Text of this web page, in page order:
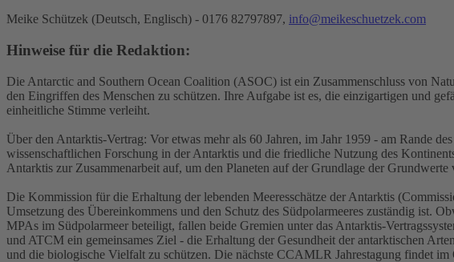
Meike Schützek (Deutsch, Englisch) - 0176 82797897, info@meikeschuetzek.com
Hinweise für die Redaktion:
Die Antarctic and Southern Ocean Coalition (ASOC) ist ein Zusammenschluss von
den Eingriffen des Menschen zu schützen. Ihre Aufgabe ist es, die einzigartigen und
einheitliche Stimme verleiht.
Über den Antarktis-Vertrag: Vor etwas mehr als 60 Jahren, im Jahr 1959 - am Rande
wissenschaftlichen Forschung in der Antarktis und die friedliche Nutzung des
Antarktis zur Zusammenarbeit auf, um den Planeten auf der Grundlage der Grundwerte
Die Kommission für die Erhaltung der lebenden Meeresschätze der Antarktis
Umsetzung des Übereinkommens und den Schutz des Südpolarmeeres zuständig ist.
MPAs im Südpolarmeer beteiligt, fallen beide Gremien unter das Antarktis-
und ATCM ein gemeinsames Ziel - die Erhaltung der Gesundheit der antarktischen
und die biologische Vielfalt zu schützen. Die nächste CCAMLR Jahrestagung findet im